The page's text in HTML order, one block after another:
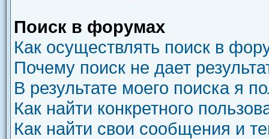
Поиск в форумах
Как осуществлять поиск в
Почему поиск не дает
В результате моего поиска я
Как найти конкретного
Как найти свои сообщения и